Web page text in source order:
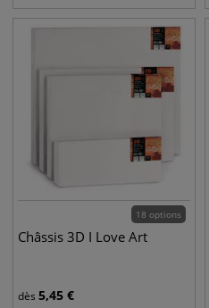
18 options
Châssis 3D I Love Art
dès 5,45 €